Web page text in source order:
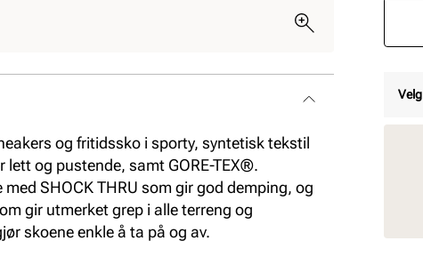
og fritidssko i sporty, syntetisk tekstil
lett og pustende, samt GORE-TEX®.
SHOCK THRU som gir god demping, og
gir utmerket grep i alle terreng og
skoene enkle å ta på og av.